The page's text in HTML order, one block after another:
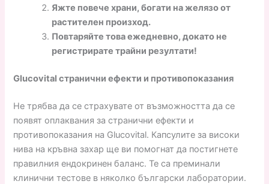
Яжте повече храни, богати на желязо от
растителен произход.
Повтаряйте това ежедневно, докато не
регистрирате трайни резултати!
Glucovital странични ефекти и противопоказания
Не трябва да се страхувате от възможността да се
появят оплаквания за странични ефекти и
противопоказания на Glucovital. Капсулите за високи
нива на кръвна захар ще ви помогнат да постигнете
правилния ендокринен баланс. Те са преминали
клинични тестове в няколко български лаборатории.